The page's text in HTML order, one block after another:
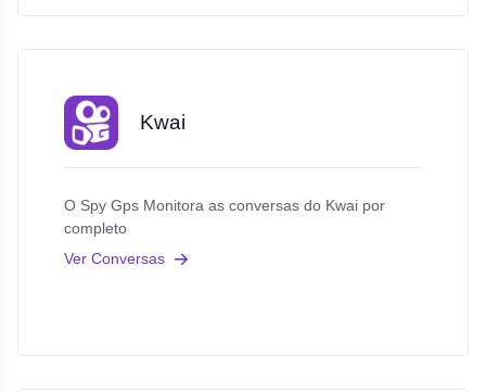
Kwai
O Spy Gps Monitora as conversas do Kwai por
completo
Ver Conversas